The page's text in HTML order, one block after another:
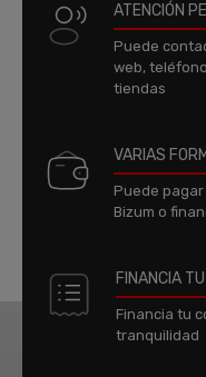
ATENCIÓN
Puede
web,
tiendas
VARIAS
Puede
Bizum o
FINANCIA
Financia tu
tranquilidad